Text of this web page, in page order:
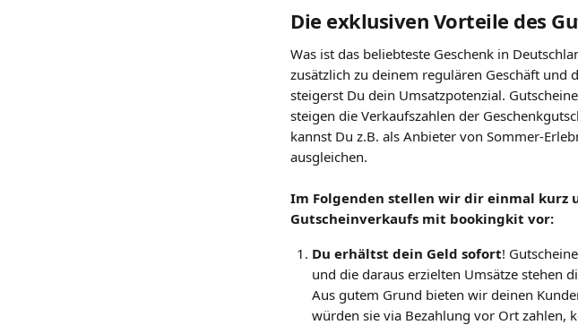
Die exklusiven Vorteile des
Was ist das beliebteste Geschenk in
zusätzlich zu deinem regulären Geschäft und
steigerst Du dein Umsatzpotenzial.
steigen die Verkaufszahlen der
kannst Du z.B. als Anbieter von Sommer-
ausgleichen.
Im Folgenden stellen wir dir einmal kurz
Gutscheinverkaufs mit bookingkit vor:
Du erhältst dein Geld sofort!
und die daraus erzielten Umsätze stehen
Aus gutem Grund bieten wir deinen
würden sie via Bezahlung vor Ort zahlen,